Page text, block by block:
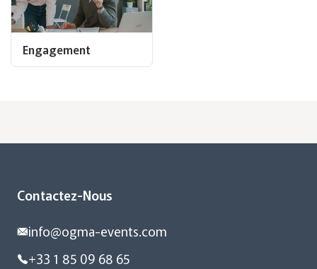
Engagement
Contactez-Nous
info@ogma-events.com
+33 1 85 09 68 65